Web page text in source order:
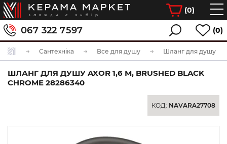
(0)
067 322 7597 (0)
Сантехніка Все для душу Шланг для душу
ШЛАНГ ДЛЯ ДУШУ AXOR 1,6 М, BRUSHED BLACK
CHROME 28286340
КОД: NAVARA27708